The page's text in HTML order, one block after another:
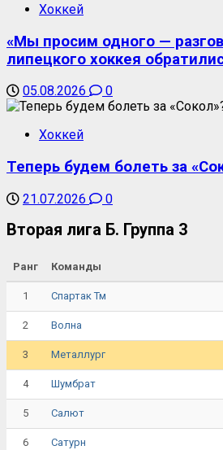
Хоккей
«Мы просим одного —
липецкого хоккея
05.08.2026 0
Хоккей
Теперь будем болеть за
21.07.2026 0
Вторая лига Б. Группа 3
Ранг Команды
1 Спартак Тм
2 Волна
3 Металлург
4 Шумбрат
5 Салют
6 Сатурн